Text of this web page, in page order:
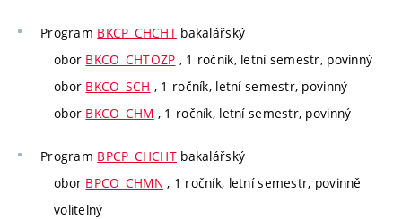
Program BKCP_CHCHT bakalářský
obor BKCO_CHTOZP , 1 ročník, letní semestr, povinný
obor BKCO_SCH , 1 ročník, letní semestr, povinný
obor BKCO_CHM , 1 ročník, letní semestr, povinný
Program BPCP_CHCHT bakalářský
obor BPCO_CHMN , 1 ročník, letní semestr, povinně
volitelný